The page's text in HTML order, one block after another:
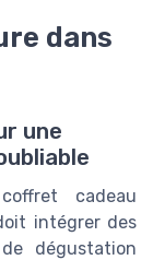
dans
une
cadeau
intégrer des
dégustation